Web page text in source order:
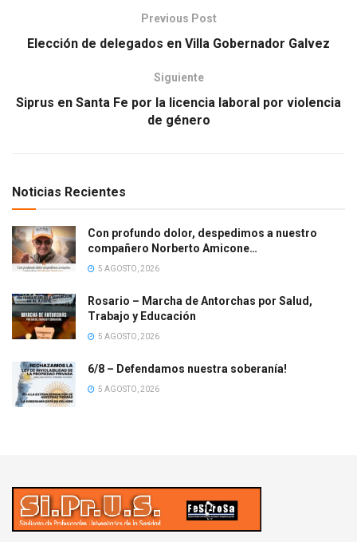
Previous Post
Elección de delegados en Villa Gobernador Galvez
Siguiente
Siprus en Santa Fe por la licencia laboral por violencia
de género
Noticias Recientes
Con profundo dolor, despedimos a nuestro
compañero Norberto Amicone…
5 AGOSTO, 2026
Rosario – Marcha de Antorchas por Salud,
Trabajo y Educación
5 AGOSTO, 2026
6/8 – Defendamos nuestra soberanía!
5 AGOSTO, 2026